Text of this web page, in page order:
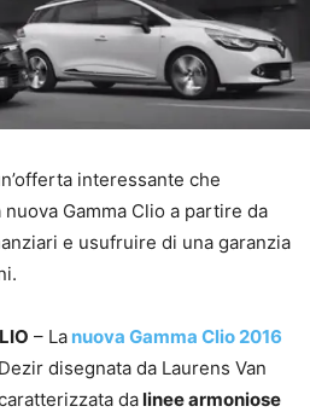
interessante che
Gamma Clio a partire da
e usufruire di una garanzia
– La nuova Gamma Clio 2016
disegnata da Laurens Van
dalinee armoniose